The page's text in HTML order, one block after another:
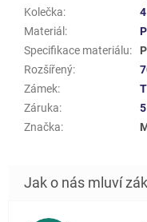
Kolečka:
Materiál:
Specifikace materiálu:
Rozšířený:
Zámek:
Záruka:
Značka: